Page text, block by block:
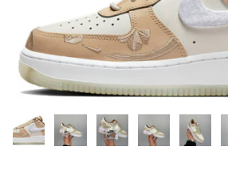
о
н
а
і
а
о
в
м
с
у